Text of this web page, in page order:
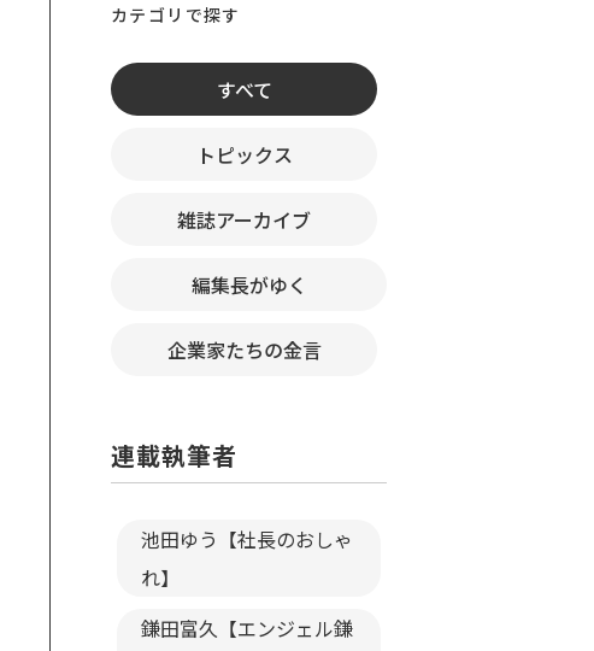
カテゴリで探す
すべて
トピックス
雑誌アーカイブ
編集長がゆく
企業家たちの金言
連載執筆者
池田ゆう【社長のおしゃ
れ】
鎌田富久【エンジェル鎌